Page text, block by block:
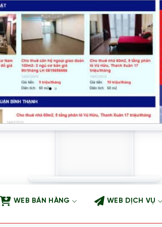
WEB BÁN HÀNG WEB DỊCH VỤ